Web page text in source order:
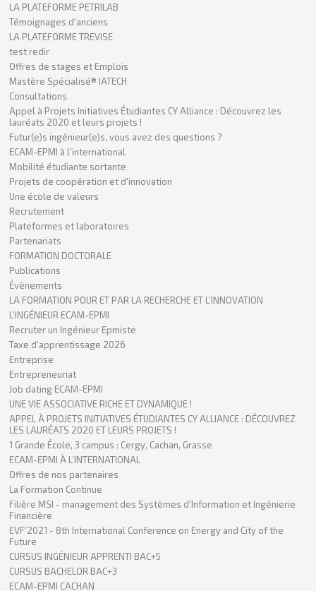
LA PLATEFORME PETRILAB
Témoignages d'anciens
LA PLATEFORME TREVISE
test redir
Offres de stages et Emplois
Mastère Spécialisé® IATECH
Consultations
Appel à Projets Initiatives Étudiantes CY Alliance : Découvrez les
lauréats 2020 et leurs projets !
Futur(e)s ingénieur(e)s, vous avez des questions ?
ECAM-EPMI à l'international
Mobilité étudiante sortante
Projets de coopération et d'innovation
Une école de valeurs
Recrutement
Plateformes et laboratoires
Partenariats
FORMATION DOCTORALE
Publications
Évènements
LA FORMATION POUR ET PAR LA RECHERCHE ET L’INNOVATION
L’INGÉNIEUR ECAM-EPMI
Recruter un Ingénieur Epmiste
Taxe d'apprentissage 2026
Entreprise
Entrepreneuriat
Job dating ECAM-EPMI
UNE VIE ASSOCIATIVE RICHE ET DYNAMIQUE !
APPEL À PROJETS INITIATIVES ÉTUDIANTES CY ALLIANCE : DÉCOUVREZ
LES LAURÉATS 2020 ET LEURS PROJETS !
1 Grande École, 3 campus : Cergy, Cachan, Grasse
ECAM-EPMI À L’INTERNATIONAL
Offres de nos partenaires
La Formation Continue
Filière MSI - management des Systèmes d'Information et Ingénierie
Financière
EVF'2021 - 8th International Conference on Energy and City of the
Future
CURSUS INGÉNIEUR APPRENTI BAC+5
CURSUS BACHELOR BAC+3
ECAM-EPMI CACHAN